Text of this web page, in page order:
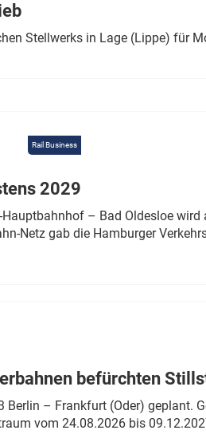
Stellwerks in Lage (Lippe) für
Rail Business
2029
– Bad Oldesloe
Netz gab die Hamburger
befürchten
– Frankfurt (Oder) geplant.
vom 24.08.2026 bis